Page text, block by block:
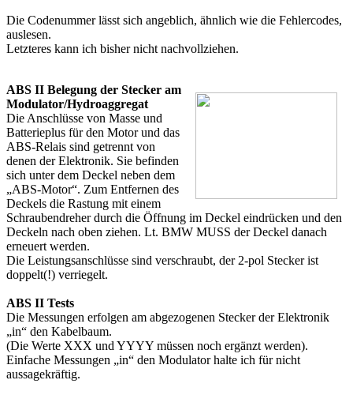
Die Codenummer lässt sich angeblich, ähnlich wie die Fehlercodes,
auslesen.
Letzteres kann ich bisher nicht nachvollziehen.
ABS II Belegung der Stecker am
Modulator/Hydroaggregat
Die Anschlüsse von Masse und
Batterieplus für den Motor und das
ABS-Relais sind getrennt von
denen der Elektronik. Sie befinden
sich unter dem Deckel neben dem
„ABS-Motor“. Zum Entfernen des
Deckels die Rastung mit einem
Schraubendreher durch die Öffnung im Deckel eindrücken und den
Deckeln nach oben ziehen. Lt. BMW MUSS der Deckel danach
erneuert werden.
Die Leistungsanschlüsse sind verschraubt, der 2-pol Stecker ist
doppelt(!) verriegelt.
ABS II Tests
Die Messungen erfolgen am abgezogenen Stecker der Elektronik
„in“ den Kabelbaum.
(Die Werte XXX und YYYY müssen noch ergänzt werden).
Einfache Messungen „in“ den Modulator halte ich für nicht
aussagekräftig.